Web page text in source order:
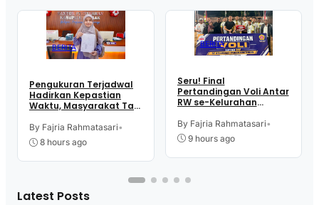
BERITA
Pengukuran Terjadwal
Hadirkan Kepastian
Waktu, Masyarakat Tak
Layanan Pertanahan
By Fajria Rahmatasari•
8 hours ago
BERITA
Seru! Final
Pertandingan Voli Antar
RW se-Kelurahan
Sambut HUT RI
By Fajria Rahmatasari•
9 hours ago
Latest Posts